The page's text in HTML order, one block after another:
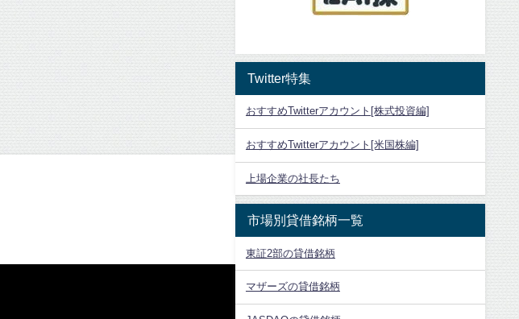
Twitter特集
おすすめTwitterアカウント[株式投資編]
おすすめTwitterアカウント[米国株編]
上場企業の社長たち
市場別貸借銘柄一覧
東証2部の貸借銘柄
マザーズの貸借銘柄